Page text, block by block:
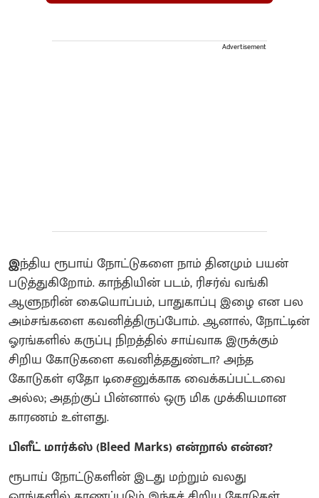
Advertisement
இந்திய ரூபாய் நோட்டுகளை நாம் தினமும் பயன்
படுத்துகிறோம். காந்தியின் படம், ரிசர்வ் வங்கி
ஆளுநரின் கையொப்பம், பாதுகாப்பு இழை என பல
அம்சங்களை கவனித்திருப்போம். ஆனால், நோட்டின்
ஓரங்களில் கருப்பு நிறத்தில் சாய்வாக இருக்கும்
சிறிய கோடுகளை கவனித்ததுண்டா? அந்த
கோடுகள் ஏதோ டிசைனுக்காக வைக்கப்பட்டவை
அல்ல; அதற்குப் பின்னால் ஒரு மிக முக்கியமான
காரணம் உள்ளது.
பிளீட் மார்க்ஸ் (Bleed Marks) என்றால் என்ன?
ரூபாய் நோட்டுகளின் இடது மற்றும் வலது